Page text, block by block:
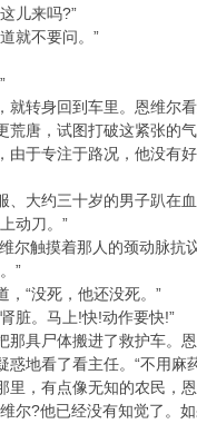
儿来吗?”
就不要问。”
就转身回到车里。恩维尔
荒唐，试图打破这紧张的
由于专注于路况，他没有
、大约三十岁的男子趴在
动刀。”
尔触摸着那人的颈动脉抗
”
，“没死，他还没死。”
脏。马上!快!动作要快!”
那具尸体搬进了救护车。
地看了看主任。“不用麻
里，有点像无知的农民，
尔?他已经没有知觉了。